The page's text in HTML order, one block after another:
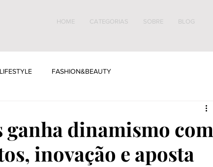
HOME CATEGORIAS SOBRE BLOG
LIFESTYLE FASHION&BEAUTY
dinamismo com
inovação e aposta